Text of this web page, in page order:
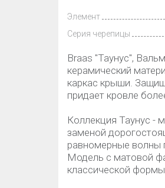
Элемент
Серия черепицы
Braas "Таунус",
керамический
каркас крыши.
придает кровле
Коллекция Таунус -
заменой
равномерные волны
Модель с матовой
классической